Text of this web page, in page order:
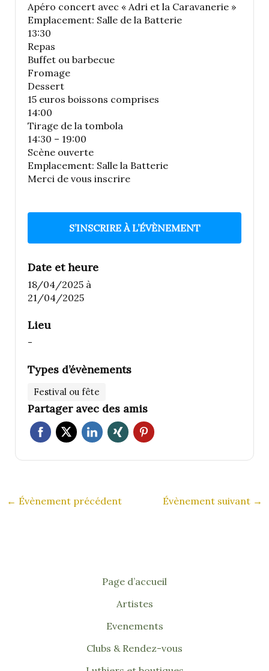
Apéro concert avec « Adri et la Caravanerie »
Emplacement: Salle de la Batterie
13:30
Repas
Buffet ou barbecue
Fromage
Dessert
15 euros boissons comprises
14:00
Tirage de la tombola
14:30 – 19:00
Scène ouverte
Emplacement: Salle la Batterie
Merci de vous inscrire
S’INSCRIRE À L’ÉVÈNEMENT
Date et heure
18/04/2025 à
21/04/2025
Lieu
-
Types d’évènements
Festival ou fête
Partager avec des amis
← Évènement précédent Évènement suivant →
Page d’accueil
Artistes
Evenements
Clubs & Rendez-vous